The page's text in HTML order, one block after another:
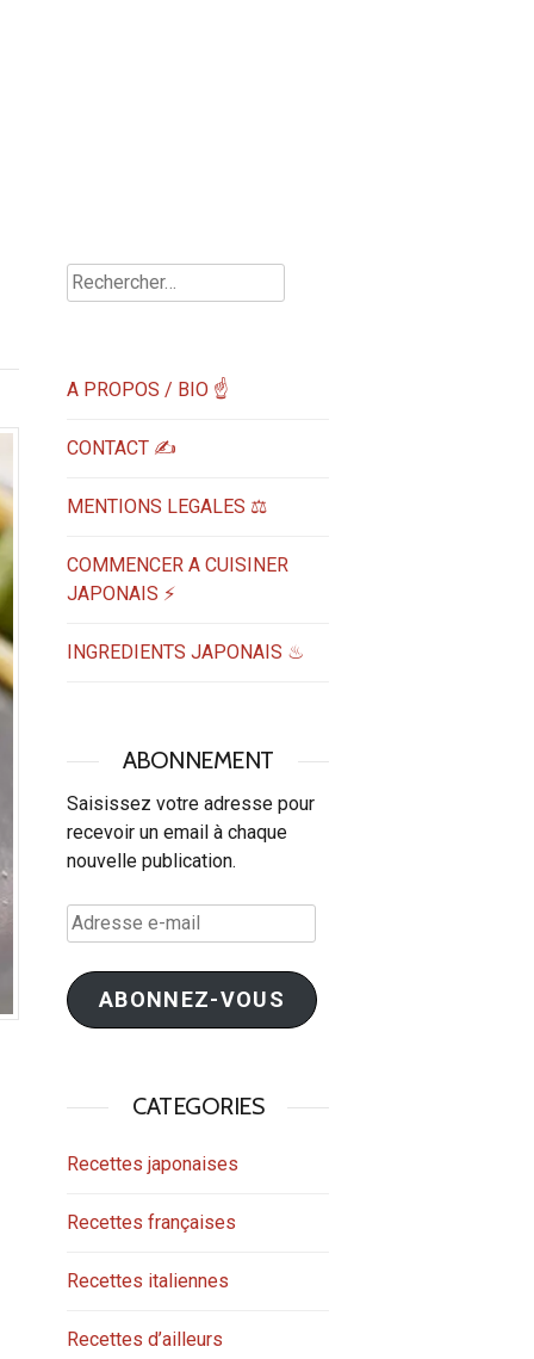
Rechercher :
A PROPOS / BIO ☝
CONTACT ✍️
MENTIONS LEGALES ⚖️
COMMENCER A CUISINER
JAPONAIS ⚡
INGREDIENTS JAPONAIS ♨
ABONNEMENT
Saisissez votre adresse pour
recevoir un email à chaque
nouvelle publication.
Adresse
e-
mail
ABONNEZ-VOUS
CATEGORIES
Recettes japonaises
Recettes françaises
Recettes italiennes
Recettes d’ailleurs